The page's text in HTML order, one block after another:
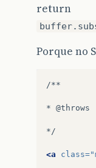
return
Porque no
/**
* @throws
*/
<a class=